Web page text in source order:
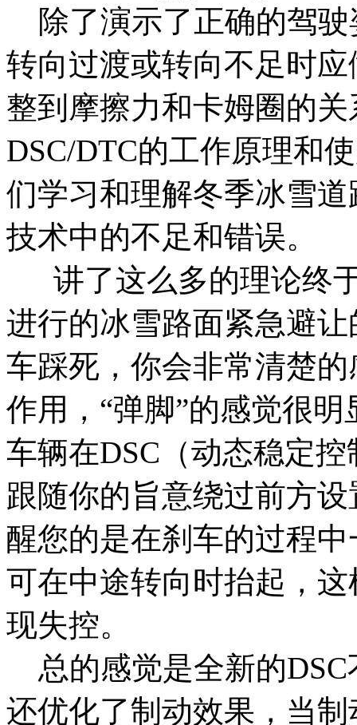
除了演示了正确的驾驶
转向过渡或转向不足时
整到摩擦力和卡姆圈的
DSC/DTC的工作原理和
们学习和理解冬季冰雪
技术中的不足和错误。
讲了这么多的理论终
进行的冰雪路面紧急避
车踩死，你会非常清楚
作用，“弹脚”的感觉很
车辆在DSC（动态稳定
跟随你的旨意绕过前方
醒您的是在刹车的过程
可在中途转向时抬起，
现失控。
总的感觉是全新的DSC
还优化了制动效果，当